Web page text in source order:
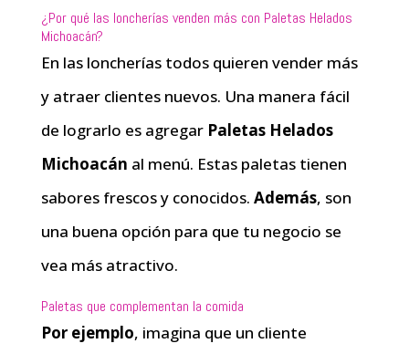
¿Por qué las loncherías venden más con Paletas Helados
Michoacán?
En las loncherías todos quieren vender más
y atraer clientes nuevos. Una manera fácil
de lograrlo es agregar Paletas Helados
Michoacán al menú. Estas paletas tienen
sabores frescos y conocidos. Además, son
una buena opción para que tu negocio se
vea más atractivo.
Paletas que complementan la comida
Por ejemplo, imagina que un cliente